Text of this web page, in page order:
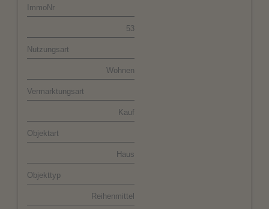
ImmoNr
53
Nutzungsart
Wohnen
Vermarktungsart
Kauf
Objektart
Haus
Objekttyp
Reihenmittel